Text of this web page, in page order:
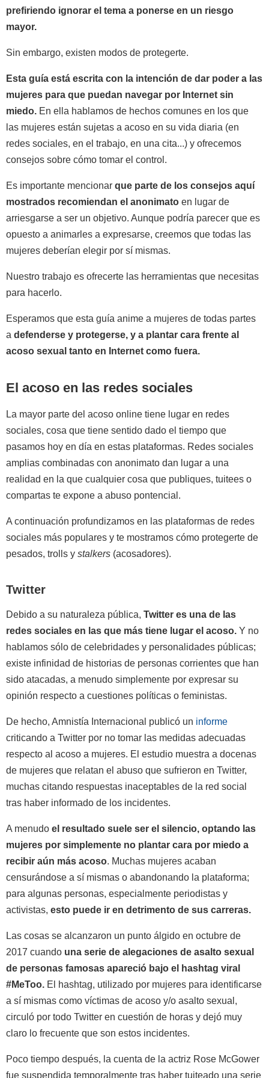
prefiriendo ignorar el tema a ponerse en un riesgo
mayor.
Sin embargo, existen modos de protegerte.
Esta guía está escrita con la intención de dar poder a las
mujeres para que puedan navegar por Internet sin
miedo. En ella hablamos de hechos comunes en los que
las mujeres están sujetas a acoso en su vida diaria (en
redes sociales, en el trabajo, en una cita...) y ofrecemos
consejos sobre cómo tomar el control.
Es importante mencionar que parte de los consejos aquí
mostrados recomiendan el anonimato en lugar de
arriesgarse a ser un objetivo. Aunque podría parecer que es
opuesto a animarles a expresarse, creemos que todas las
mujeres deberían elegir por sí mismas.
Nuestro trabajo es ofrecerte las herramientas que necesitas
para hacerlo.
Esperamos que esta guía anime a mujeres de todas partes
a defenderse y protegerse, y a plantar cara frente al
acoso sexual tanto en Internet como fuera.
El acoso en las redes sociales
La mayor parte del acoso online tiene lugar en redes
sociales, cosa que tiene sentido dado el tiempo que
pasamos hoy en día en estas plataformas. Redes sociales
amplias combinadas con anonimato dan lugar a una
realidad en la que cualquier cosa que publiques, tuitees o
compartas te expone a abuso pontencial.
A continuación profundizamos en las plataformas de redes
sociales más populares y te mostramos cómo protegerte de
pesados, trolls y stalkers (acosadores).
Twitter
Debido a su naturaleza pública, Twitter es una de las
redes sociales en las que más tiene lugar el acoso. Y no
hablamos sólo de celebridades y personalidades públicas;
existe infinidad de historias de personas corrientes que han
sido atacadas, a menudo simplemente por expresar su
opinión respecto a cuestiones políticas o feministas.
De hecho, Amnistía Internacional publicó un informe
criticando a Twitter por no tomar las medidas adecuadas
respecto al acoso a mujeres. El estudio muestra a docenas
de mujeres que relatan el abuso que sufrieron en Twitter,
muchas citando respuestas inaceptables de la red social
tras haber informado de los incidentes.
A menudo el resultado suele ser el silencio, optando las
mujeres por simplemente no plantar cara por miedo a
recibir aún más acoso. Muchas mujeres acaban
censurándose a sí mismas o abandonando la plataforma;
para algunas personas, especialmente periodistas y
activistas, esto puede ir en detrimento de sus carreras.
Las cosas se alcanzaron un punto álgido en octubre de
2017 cuando una serie de alegaciones de asalto sexual
de personas famosas apareció bajo el hashtag viral
#MeToo. El hashtag, utilizado por mujeres para identificarse
a sí mismas como víctimas de acoso y/o asalto sexual,
circuló por todo Twitter en cuestión de horas y dejó muy
claro lo frecuente que son estos incidentes.
Poco tiempo después, la cuenta de la actriz Rose McGower
fue suspendida temporalmente tras haber tuiteado una serie